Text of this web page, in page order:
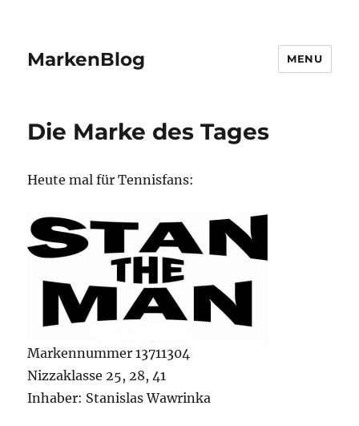
MarkenBlog MENU
Die Marke des Tages
Heute mal für Tennisfans:
Markennummer 13711304
Nizzaklasse 25, 28, 41
Inhaber: Stanislas Wawrinka